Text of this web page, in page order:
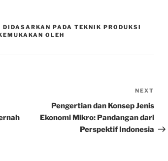
DIDASARKAN PADA TEKNIK PRODUKSI
OLEH
Post
NEXT
Pengertian dan Konsep Jenis
Ekonomi Mikro: Pandangan dari
Perspektif Indonesia